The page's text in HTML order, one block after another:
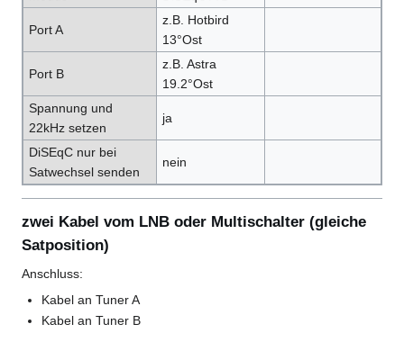
Port A
z.B. Hotbird
13°Ost
Port B
z.B. Astra
19.2°Ost
Spannung und
22kHz setzen
ja
DiSEqC nur bei
Satwechsel senden
nein
zwei Kabel vom LNB oder Multischalter (gleiche
Satposition)
Anschluss:
Kabel an Tuner A
Kabel an Tuner B